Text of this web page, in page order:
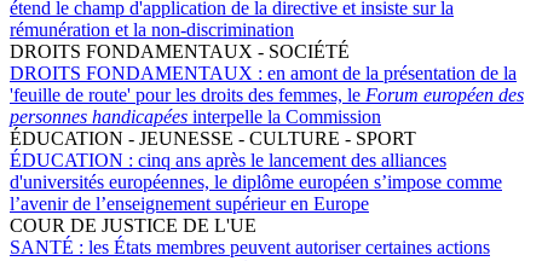
étend le champ d'application de la directive et insiste sur la
rémunération et la non-discrimination
DROITS FONDAMENTAUX - SOCIÉTÉ
DROITS FONDAMENTAUX : en amont de la présentation de la
'feuille de route' pour les droits des femmes, le Forum européen des
personnes handicapées interpelle la Commission
ÉDUCATION - JEUNESSE - CULTURE - SPORT
ÉDUCATION : cinq ans après le lancement des alliances
d'universités européennes, le diplôme européen s’impose comme
l’avenir de l’enseignement supérieur en Europe
COUR DE JUSTICE DE L'UE
SANTÉ : les États membres peuvent autoriser certaines actions